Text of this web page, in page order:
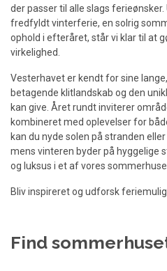
der passer til alle slags
fredfyldt vinterferie, en solrig
ophold i efteråret, står vi klar til at
virkelighed.
Vesterhavet er kendt for sine
betagende klitlandskab og den
kan give. Året rundt inviterer
kombineret med oplevelser for
kan du nyde solen på stranden
mens vinteren byder på hyggelige
og luksus i et af vores
Bliv inspireret og udforsk
Find